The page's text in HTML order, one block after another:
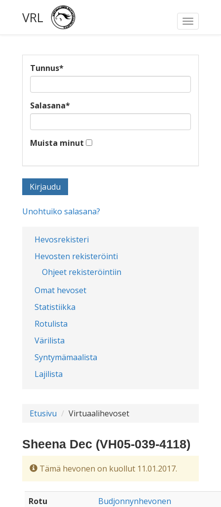
Toggle
VRL
Hevosrekisteri
Hevosten rekisteröinti
Ohjeet rekisteröintiin
Omat hevoset
Statistiikka
Rotulista
Värilista
Syntymämaalista
Lajilista
Tunnus*
Salasana*
Muista minut
Unohtuiko salasana?
Etusivu Virtuaalihevoset
Sheena Dec (VH05-039-4118)
Tämä hevonen on kuollut 11.01.2017.
Rotu
Budjonnynhevonen